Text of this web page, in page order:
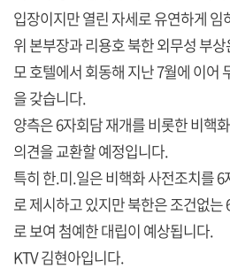
입장이지만 열린 자세로 유연하게
위 본부장과 리용호 북한 외무성 부
모 호텔에서 회동해 지난 7월에 이어
을 갖습니다.
양측은 6자회담 재개를 비롯한 비핵
의견을 교환할 예정입니다.
특히 한.미.일은 비핵화 사전조치를
로 제시하고 있지만 북한은 조건없는
로 보여 첨예한 대립이 예상됩니다.
KTV 김현아입니다.